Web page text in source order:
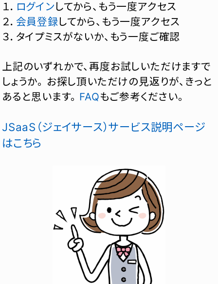
１． ログインしてから、もう一度アクセス
２． 会員登録してから、もう一度アクセス
３．タイプミスがないか、もう一度ご確認
上記のいずれかで、再度お試しいただけますで
しょうか。 お探し頂いただけの見返りが、きっと
あると思います。 FAQもご参考ください。
JSaaS（ジェイサース）サービス説明ページ
はこちら